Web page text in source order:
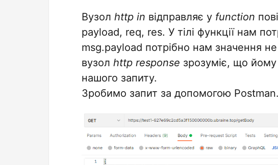
Вузол http in відправляє у function
payload, req, res. У тілі функції нам
msg.payload потрібно нам значення
вузол http response зрозуміє, що йому
нашого запиту.
Зробимо запит за допомогою Postman.